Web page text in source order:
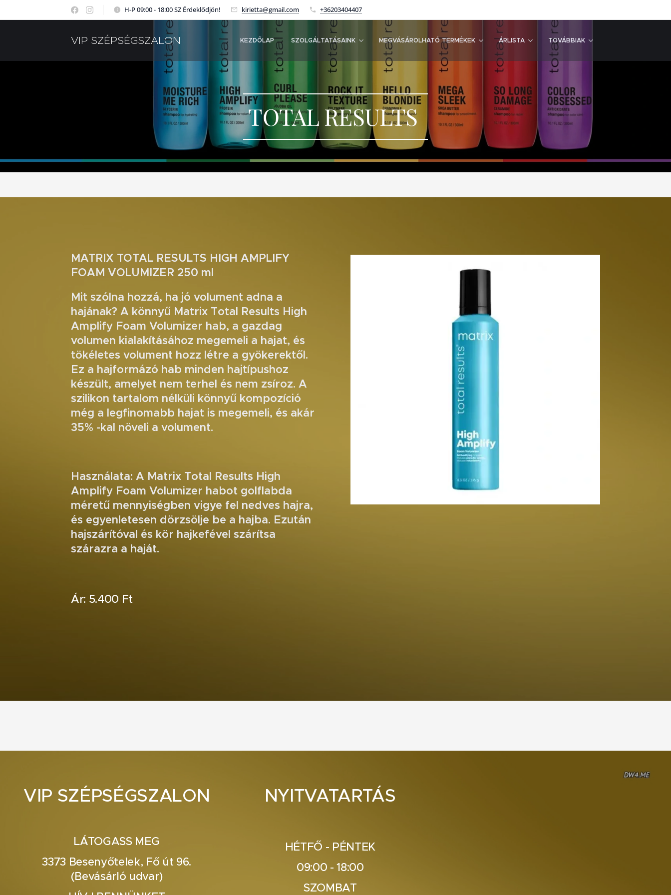
H-P 09:00 - 18:00 SZ Érdeklődjön! kirietta@gmail.com +36203404407
VIP SZÉPSÉGSZALON KEZDŐLAP SZOLGÁLTATÁSAINK MEGVÁSÁROLHATÓ TERMÉKEK ÁRLISTA TOVÁBBIAK
TOTAL RESULTS
MATRIX TOTAL RESULTS HIGH AMPLIFY
FOAM VOLUMIZER 250 ml
Mit szólna hozzá, ha jó volument adna a
hajának? A könnyű Matrix Total Results High
Amplify Foam Volumizer hab, a gazdag
volumen kialakításához megemeli a hajat, és
tökéletes volument hozz létre a gyökerektől.
Ez a hajformázó hab minden hajtípushoz
készült, amelyet nem terhel és nem zsíroz. A
szilikon tartalom nélküli könnyű kompozíció
még a legfinomabb hajat is megemeli, és akár
35% -kal növeli a volument.
Használata: A Matrix Total Results High
Amplify Foam Volumizer habot golflabda
méretű mennyiségben vigye fel nedves hajra,
és egyenletesen dörzsölje be a hajba. Ezután
hajszárítóval és kör hajkefével szárítsa
szárazra a haját.
Ár: 5.400 Ft
VIP SZÉPSÉGSZALON
LÁTOGASS MEG
3373 Besenyőtelek, Fő út 96.
(Bevásárló udvar)
NYITVATARTÁS
HÉTFŐ - PÉNTEK
09:00 - 18:00
SZOMBAT